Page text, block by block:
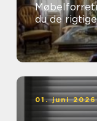
Møbelforretning
du de
01. juni 2026